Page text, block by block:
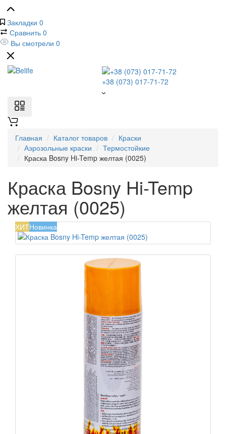
Закладки 0
Сравнить 0
Вы смотрели 0
+38 (073) 017-71-72
Главная Каталог товаров
Краски
Аэрозольные краски
Термостойкие
Краска Bosny Hi-Temp желтая (0025)
Краска Bosny Hi-Temp
желтая (0025)
ХИТНовинка